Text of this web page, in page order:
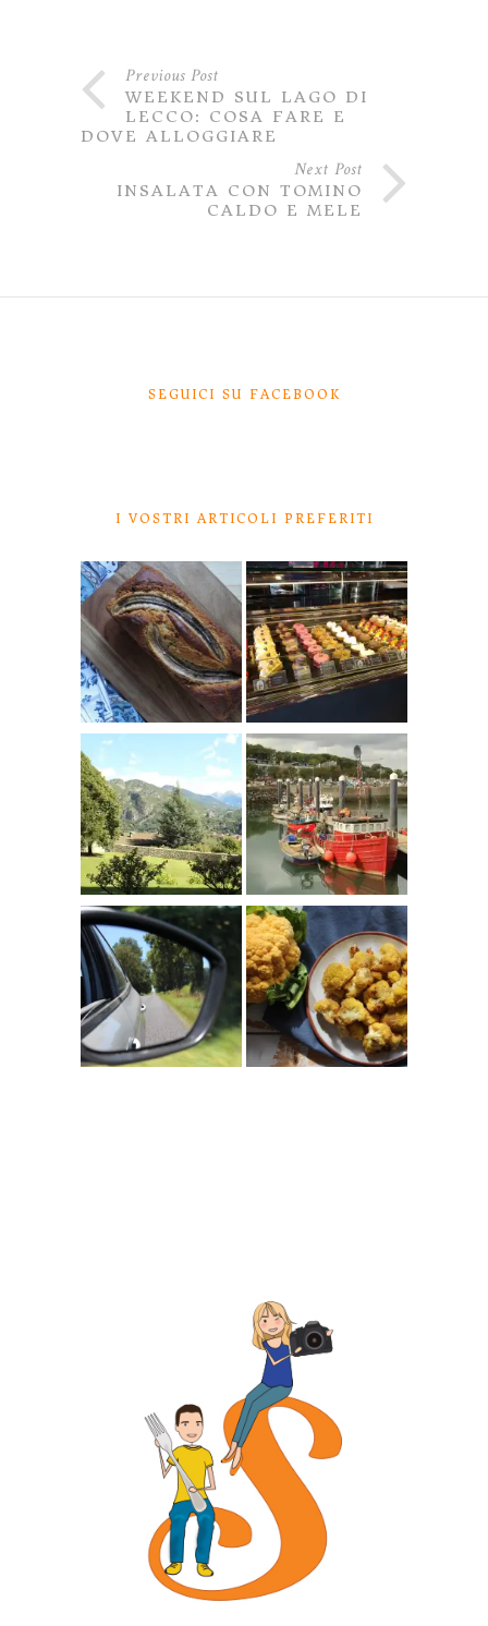
Previous Post
WEEKEND SUL LAGO DI
LECCO: COSA FARE E
DOVE ALLOGGIARE
Next Post
INSALATA CON TOMINO
CALDO E MELE
SEGUICI SU FACEBOOK
I VOSTRI ARTICOLI PREFERITI